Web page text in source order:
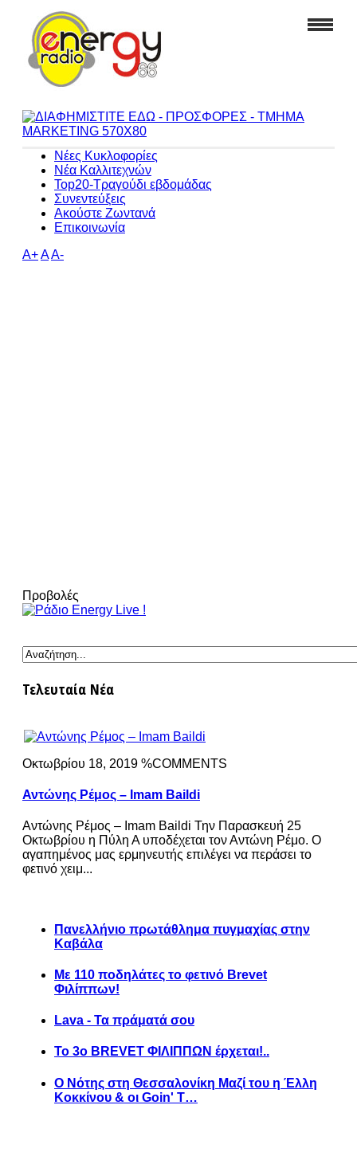
Νέες Κυκλοφορίες
Νέα Καλλιτεχνών
Top20-Τραγούδι εβδομάδας
Συνεντεύξεις
Ακούστε Ζωντανά
Επικοινωνία
A+AA-
Προβολές
Τελευταία Νέα
Οκτωβρίου 18, 2019 %COMMENTS
Αντώνης Ρέμος – Imam Baildi
Αντώνης Ρέμος – Imam Baildi Την Παρασκευή 25
Οκτωβρίου η Πύλη Α υποδέχεται τον Αντώνη Ρέμο. Ο
αγαπημένος μας ερμηνευτής επιλέγει να περάσει το
φετινό χειμ...
Πανελλήνιο πρωτάθλημα πυγμαχίας στην
Καβάλα
Με 110 ποδηλάτες το φετινό Brevet
Φιλίππων!
Lava - Τα πράματά σου
Το 3ο BREVET ΦΙΛΙΠΠΩΝ έρχεται!..
Ο Νότης στη Θεσσαλονίκη Μαζί του η Έλλη
Κοκκίνου & οι Goin' T…